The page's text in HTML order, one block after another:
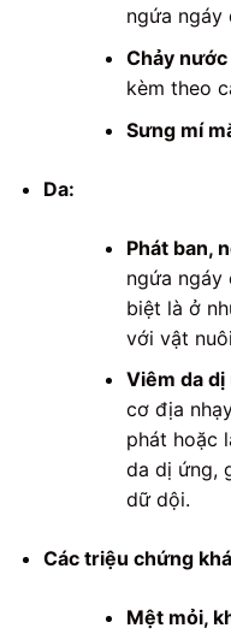
ngứa ngáy
Chảy
kèm theo
Sưng mí
Da:
Phát ban,
ngứa ngáy
biệt là ở
với vật
Viêm da
cơ địa
phát hoặc
da dị ứng,
dữ dội.
Các triệu chứng
Mệt mỏi,